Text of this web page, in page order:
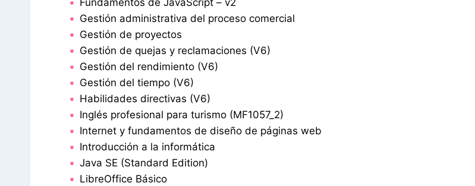
Fundamentos de JavaScript – v2
Gestión administrativa del proceso comercial
Gestión de proyectos
Gestión de quejas y reclamaciones (V6)
Gestión del rendimiento (V6)
Gestión del tiempo (V6)
Habilidades directivas (V6)
Inglés profesional para turismo (MF1057_2)
Internet y fundamentos de diseño de páginas web
Introducción a la informática
Java SE (Standard Edition)
LibreOffice Básico